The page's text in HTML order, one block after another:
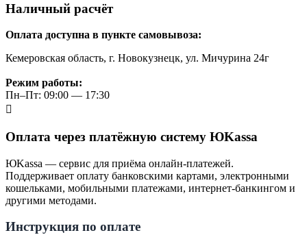
Наличный расчёт
Оплата доступна в пункте самовывоза:
Кемеровская область, г. Новокузнецк, ул. Мичурина 24г
Режим работы:
Пн–Пт: 09:00 — 17:30
Оплата через платёжную систему ЮKassa
ЮKassa — сервис для приёма онлайн-платежей.
Поддерживает оплату банковскими картами, электронными
кошельками, мобильными платежами, интернет-банкингом и
другими методами.
Инструкция по оплате